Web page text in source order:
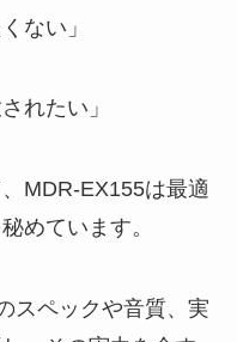
ない」
れたい」
MDR-EX155は最適
めています。
スペックや音質、実